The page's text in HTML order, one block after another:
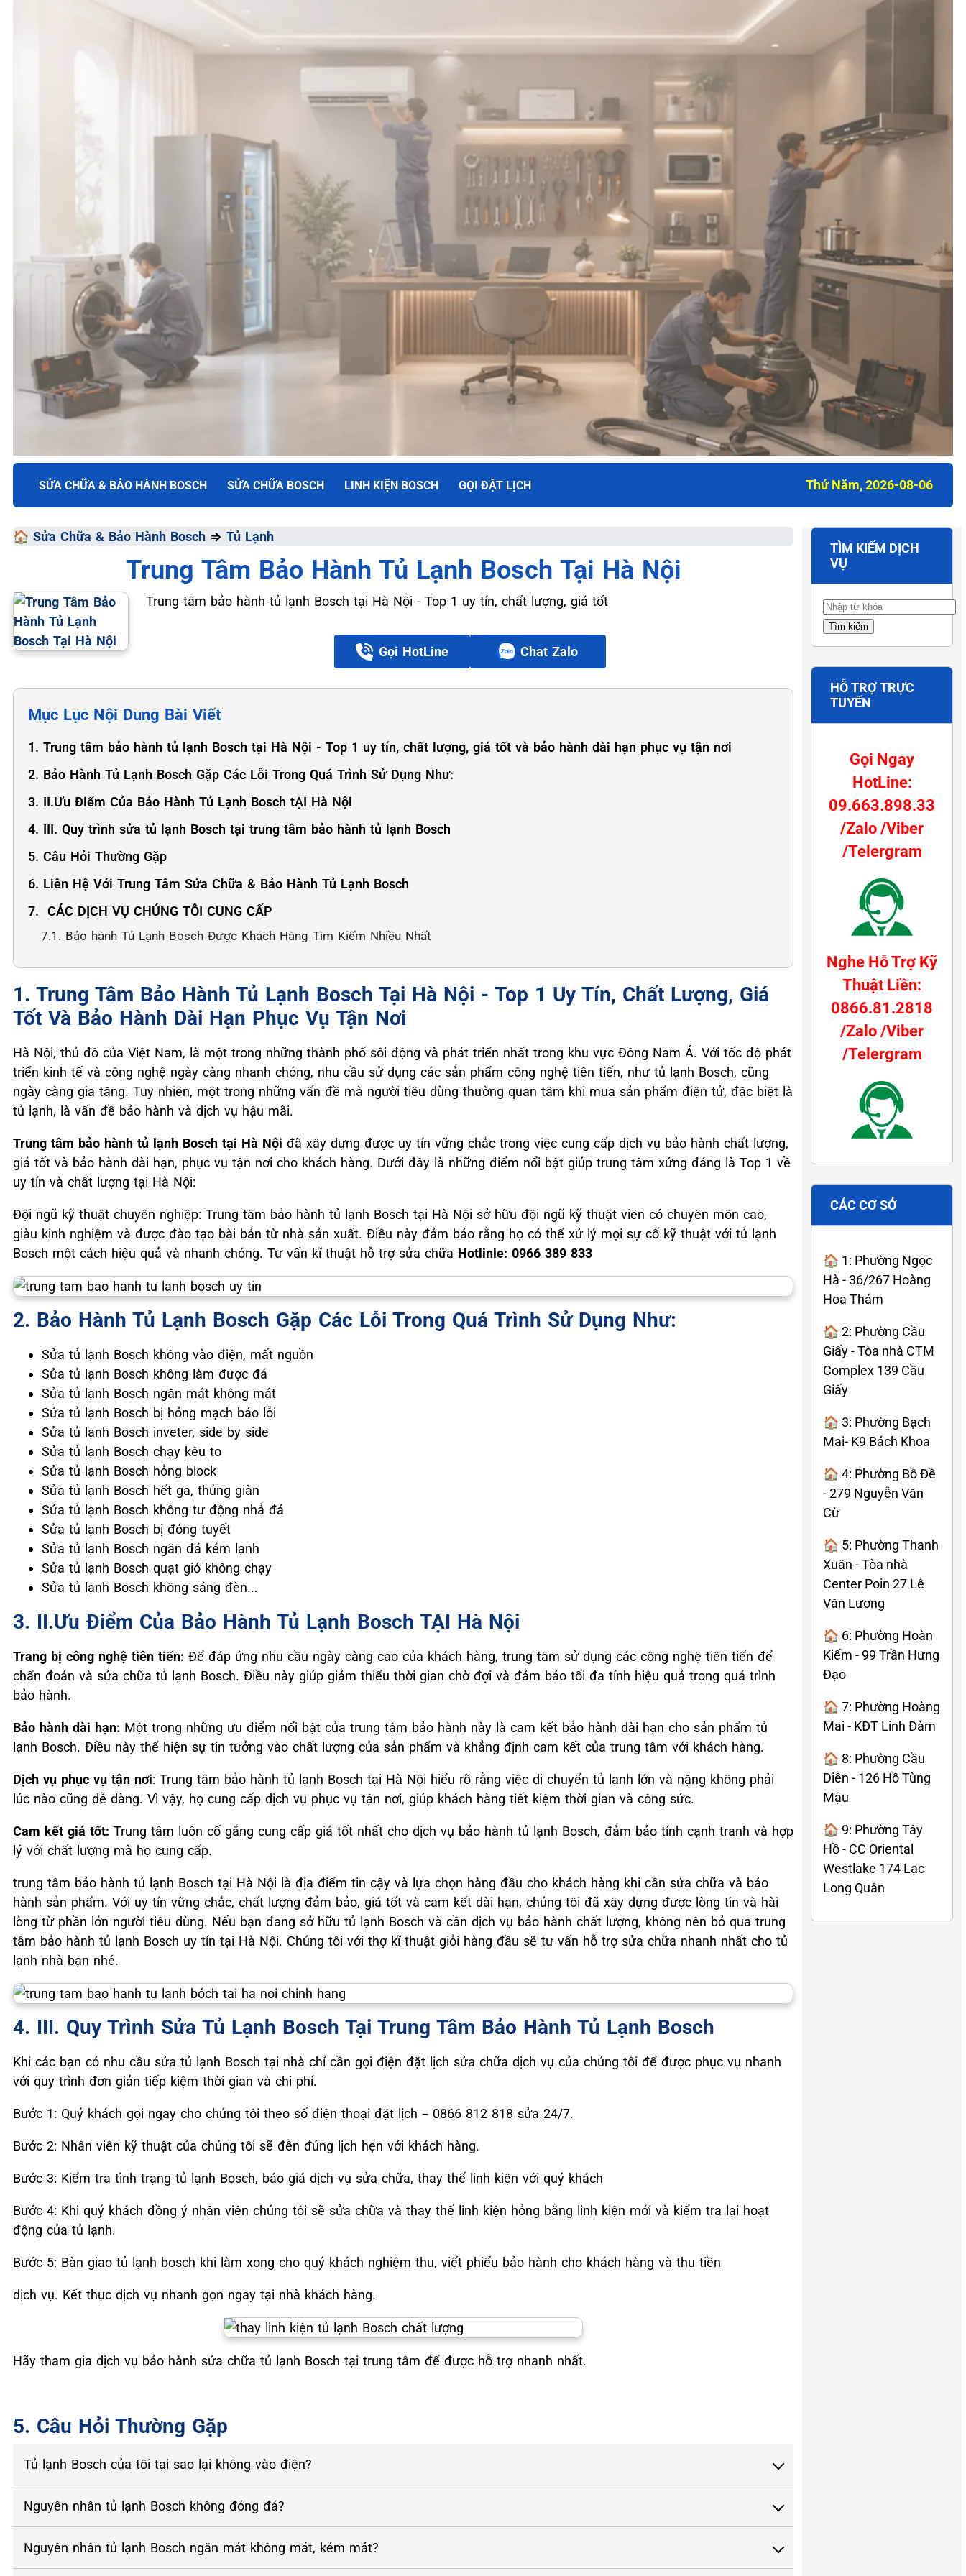
TRUNG TÂM BẢO HÀNH ĐIỆN MÁY VN
SỬA CHỮA & BẢO HÀNH
BOSCH
Chất Lượng Tối Ưu - Giá Thành Tối Thiểu - Dịch Vụ Tối Đa
📞 09.663.898.33
SỬA CHỮA & BẢO HÀNH BOSCH SỬA CHỮA BOSCH LINH KIỆN BOSCH GỌI ĐẶT LỊCH Thứ Năm, 2026-08-06
🏠 Sửa Chữa & Bảo Hành Bosch ⇒ Tủ Lạnh
Trung Tâm Bảo Hành Tủ Lạnh Bosch Tại Hà Nội
Trung tâm bảo hành tủ lạnh Bosch tại Hà Nội - Top 1 uy tín, chất lượng, giá tốt
Gọi HotLine Chat Zalo
Mục Lục Nội Dung Bài Viết
1. Trung tâm bảo hành tủ lạnh Bosch tại Hà Nội - Top 1 uy tín, chất lượng, giá tốt và bảo hành dài hạn phục vụ tận nơi
2. Bảo Hành Tủ Lạnh Bosch Gặp Các Lỗi Trong Quá Trình Sử Dụng Như:
3. II.Ưu Điểm Của Bảo Hành Tủ Lạnh Bosch tẠI Hà Nội
4. III. Quy trình sửa tủ lạnh Bosch tại trung tâm bảo hành tủ lạnh Bosch
5. Câu Hỏi Thường Gặp
6. Liên Hệ Với Trung Tâm Sửa Chữa & Bảo Hành Tủ Lạnh Bosch
7. ️ CÁC DỊCH VỤ CHÚNG TÔI CUNG CẤP
7.1. Bảo hành Tủ Lạnh Bosch Được Khách Hàng Tìm Kiếm Nhiều Nhất
1. Trung Tâm Bảo Hành Tủ Lạnh Bosch Tại Hà Nội - Top 1 Uy Tín, Chất Lượng, Giá
Tốt Và Bảo Hành Dài Hạn Phục Vụ Tận Nơi
Hà Nội, thủ đô của Việt Nam, là một trong những thành phố sôi động và phát triển nhất trong khu vực Đông Nam Á. Với tốc độ phát
triển kinh tế và công nghệ ngày càng nhanh chóng, nhu cầu sử dụng các sản phẩm công nghệ tiên tiến, như tủ lạnh Bosch, cũng
ngày càng gia tăng. Tuy nhiên, một trong những vấn đề mà người tiêu dùng thường quan tâm khi mua sản phẩm điện tử, đặc biệt là
tủ lạnh, là vấn đề bảo hành và dịch vụ hậu mãi.
Trung tâm bảo hành tủ lạnh Bosch tại Hà Nội đã xây dựng được uy tín vững chắc trong việc cung cấp dịch vụ bảo hành chất lượng,
giá tốt và bảo hành dài hạn, phục vụ tận nơi cho khách hàng. Dưới đây là những điểm nổi bật giúp trung tâm xứng đáng là Top 1 về
uy tín và chất lượng tại Hà Nội:
Đội ngũ kỹ thuật chuyên nghiệp: Trung tâm bảo hành tủ lạnh Bosch tại Hà Nội sở hữu đội ngũ kỹ thuật viên có chuyên môn cao,
giàu kinh nghiệm và được đào tạo bài bản từ nhà sản xuất. Điều này đảm bảo rằng họ có thể xử lý mọi sự cố kỹ thuật với tủ lạnh
Bosch một cách hiệu quả và nhanh chóng. Tư vấn kĩ thuật hỗ trợ sửa chữa Hotlinle: 0966 389 833
2. Bảo Hành Tủ Lạnh Bosch Gặp Các Lỗi Trong Quá Trình Sử Dụng Như:
Sửa tủ lạnh Bosch không vào điện, mất nguồn
Sửa tủ lạnh Bosch không làm được đá
Sửa tủ lạnh Bosch ngăn mát không mát
Sửa tủ lạnh Bosch bị hỏng mạch báo lỗi
Sửa tủ lạnh Bosch inveter, side by side
Sửa tủ lạnh Bosch chạy kêu to
Sửa tủ lạnh Bosch hỏng block
Sửa tủ lạnh Bosch hết ga, thủng giàn
Sửa tủ lạnh Bosch không tư động nhả đá
Sửa tủ lạnh Bosch bị đóng tuyết
Sửa tủ lạnh Bosch ngăn đá kém lạnh
Sửa tủ lạnh Bosch quạt gió không chạy
Sửa tủ lạnh Bosch không sáng đèn…
3. II.Ưu Điểm Của Bảo Hành Tủ Lạnh Bosch TẠI Hà Nội
Trang bị công nghệ tiên tiến: Để đáp ứng nhu cầu ngày càng cao của khách hàng, trung tâm sử dụng các công nghệ tiên tiến để
chẩn đoán và sửa chữa tủ lạnh Bosch. Điều này giúp giảm thiểu thời gian chờ đợi và đảm bảo tối đa tính hiệu quả trong quá trình
bảo hành.
Bảo hành dài hạn: Một trong những ưu điểm nổi bật của trung tâm bảo hành này là cam kết bảo hành dài hạn cho sản phẩm tủ
lạnh Bosch. Điều này thể hiện sự tin tưởng vào chất lượng của sản phẩm và khẳng định cam kết của trung tâm với khách hàng.
Dịch vụ phục vụ tận nơi: Trung tâm bảo hành tủ lạnh Bosch tại Hà Nội hiểu rõ rằng việc di chuyển tủ lạnh lớn và nặng không phải
lúc nào cũng dễ dàng. Vì vậy, họ cung cấp dịch vụ phục vụ tận nơi, giúp khách hàng tiết kiệm thời gian và công sức.
Cam kết giá tốt: Trung tâm luôn cố gắng cung cấp giá tốt nhất cho dịch vụ bảo hành tủ lạnh Bosch, đảm bảo tính cạnh tranh và hợp
lý với chất lượng mà họ cung cấp.
trung tâm bảo hành tủ lạnh Bosch tại Hà Nội là địa điểm tin cậy và lựa chọn hàng đầu cho khách hàng khi cần sửa chữa và bảo
hành sản phẩm. Với uy tín vững chắc, chất lượng đảm bảo, giá tốt và cam kết dài hạn, chúng tôi đã xây dựng được lòng tin và hài
lòng từ phần lớn người tiêu dùng. Nếu bạn đang sở hữu tủ lạnh Bosch và cần dịch vụ bảo hành chất lượng, không nên bỏ qua trung
tâm bảo hành tủ lạnh Bosch uy tín tại Hà Nội. Chúng tôi với thợ kĩ thuật giỏi hàng đầu sẽ tư vấn hỗ trợ sửa chữa nhanh nhất cho tủ
lạnh nhà bạn nhé.
4. III. Quy Trình Sửa Tủ Lạnh Bosch Tại Trung Tâm Bảo Hành Tủ Lạnh Bosch
Khi các bạn có nhu cầu sửa tủ lạnh Bosch tại nhà chỉ cần gọi điện đặt lịch sửa chữa dịch vụ của chúng tôi để được phục vụ nhanh
với quy trình đơn giản tiếp kiệm thời gian và chi phí.
Bước 1: Quý khách gọi ngay cho chúng tôi theo số điện thoại đặt lịch – 0866 812 818 sửa 24/7.
Bước 2: Nhân viên kỹ thuật của chúng tôi sẽ đễn đúng lịch hẹn với khách hàng.
Bước 3: Kiểm tra tình trạng tủ lạnh Bosch, báo giá dịch vụ sửa chữa, thay thế linh kiện với quý khách
Bước 4: Khi quý khách đồng ý nhân viên chúng tôi sẽ sửa chữa và thay thế linh kiện hỏng bằng linh kiện mới và kiểm tra lại hoạt
động của tủ lạnh.
Bước 5: Bàn giao tủ lạnh bosch khi làm xong cho quý khách nghiệm thu, viết phiếu bảo hành cho khách hàng và thu tiền
dịch vụ. Kết thục dịch vụ nhanh gọn ngay tại nhà khách hàng.
Hãy tham gia dịch vụ bảo hành sửa chữa tủ lạnh Bosch tại trung tâm để được hỗ trợ nhanh nhất.
5. Câu Hỏi Thường Gặp
Tủ lạnh Bosch của tôi tại sao lại không vào điện?
Nguyên nhân tủ lạnh Bosch không đóng đá?
Nguyên nhân tủ lạnh Bosch ngăn mát không mát, kém mát?
TÌM KIẾM DỊCH
VỤ
HỖ TRỢ TRỰC
TUYẾN
Gọi Ngay
HotLine:
09.663.898.33
/Zalo /Viber
/Telergram
Nghe Hỗ Trợ Kỹ
Thuật Liền:
0866.81.2818
/Zalo /Viber
/Telergram
CÁC CƠ SỞ
🏠 1: Phường Ngọc
Hà - 36/267 Hoàng
Hoa Thám
🏠 2: Phường Cầu
Giấy - Tòa nhà CTM
Complex 139 Cầu
Giấy
🏠 3: Phường Bạch
Mai- K9 Bách Khoa
🏠 4: Phường Bồ Đề
- 279 Nguyễn Văn
Cừ
🏠 5: Phường Thanh
Xuân - Tòa nhà
Center Poin 27 Lê
Văn Lương
🏠 6: Phường Hoàn
Kiếm - 99 Trần Hưng
Đạo
🏠 7: Phường Hoàng
Mai - KĐT Linh Đàm
🏠 8: Phường Cầu
Diễn - 126 Hồ Tùng
Mậu
🏠 9: Phường Tây
Hồ - CC Oriental
Westlake 174 Lạc
Long Quân